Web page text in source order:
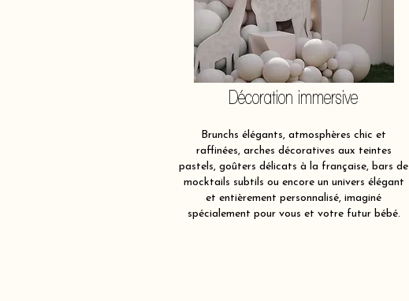
Décoration immersive
Brunchs élégants, atmosphères chic et
raffinées, arches décoratives aux teintes
pastels, goûters délicats à la française, bars de
mocktails subtils ou encore un univers élégant
et entièrement personnalisé, imaginé
spécialement pour vous et votre futur bébé.